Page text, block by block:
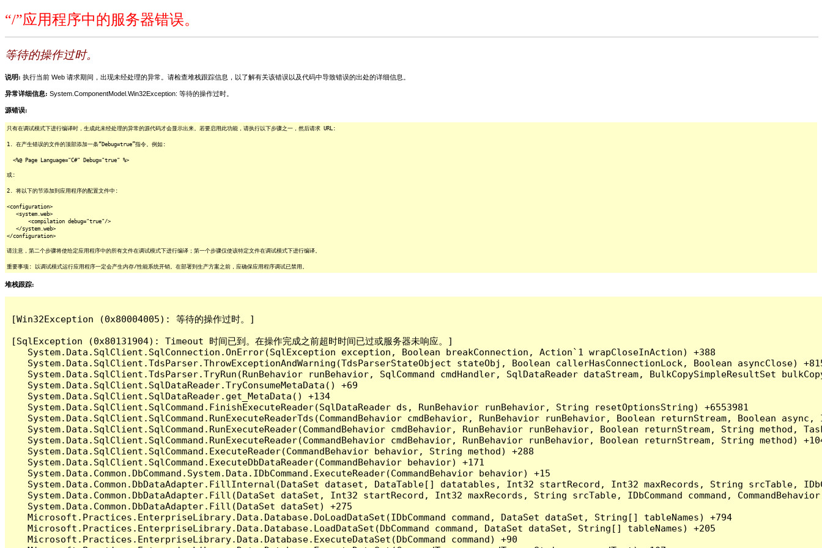
“/”应用程序中的服务器错误。
等待的操作过时。
说明: 执行当前 Web 请求期间，出现未经处理的异常。请检查堆栈跟踪信息，以了解有关该错误以及代码中导致错误的出处的详细信息。
异常详细信息: System.ComponentModel.Win32Exception: 等待的操作过时。
源错误:
只有在调试模式下进行编译时，生成此未经处理的异常的源代码才会显示出来。若要启用此功能，请执行以下步骤之一，然后请求 URL:
1. 在产生错误的文件的顶部添加一条“Debug=true”指令。例如:
<%@ Page Language="C#" Debug="true" %>
或:
2. 将以下的节添加到应用程序的配置文件中:
<configuration>
<system.web>
<compilation debug="true"/>
</system.web>
</configuration>
请注意，第二个步骤将使给定应用程序中的所有文件在调试模式下进行编译；第一个步骤仅使该特定文件在调试模式下进行编译。
重要事项: 以调试模式运行应用程序一定会产生内存/性能系统开销。在部署到生产方案之前，应确保应用程序调试已禁用。
堆栈跟踪:
[Win32Exception (0x80004005): 等待的操作过时。]
[SqlException (0x80131904): Timeout 时间已到。在操作完成之前超时时间已过或服务器未响应。]
   System.Data.SqlClient.SqlConnection.OnError(SqlException exception, Boolean breakConnection, Action`1 wrapCloseInAction) +388
System.Data.SqlClient.TdsParser.ThrowExceptionAndWarning(TdsParserStateObject stateObj, Boolean callerHasConnectionLock, Boolean asyncClose)
System.Data.SqlClient.TdsParser.TryRun(RunBehavior runBehavior, SqlCommand cmdHandler, SqlDataReader dataStream, BulkCopySimpleResultSet
   System.Data.SqlClient.SqlDataReader.TryConsumeMetaData() +69
   System.Data.SqlClient.SqlDataReader.get_MetaData() +134
   System.Data.SqlClient.SqlCommand.FinishExecuteReader(SqlDataReader ds, RunBehavior runBehavior, String resetOptionsString) +6553981
System.Data.SqlClient.SqlCommand.RunExecuteReaderTds(CommandBehavior cmdBehavior, RunBehavior runBehavior, Boolean returnStream, Boolean
System.Data.SqlClient.SqlCommand.RunExecuteReader(CommandBehavior cmdBehavior, RunBehavior runBehavior, Boolean returnStream, String method,
System.Data.SqlClient.SqlCommand.RunExecuteReader(CommandBehavior cmdBehavior, RunBehavior runBehavior, Boolean returnStream, String method)
   System.Data.SqlClient.SqlCommand.ExecuteReader(CommandBehavior behavior, String method) +288
   System.Data.SqlClient.SqlCommand.ExecuteDbDataReader(CommandBehavior behavior) +171
   System.Data.Common.DbCommand.System.Data.IDbCommand.ExecuteReader(CommandBehavior behavior) +15
System.Data.Common.DbDataAdapter.FillInternal(DataSet dataset, DataTable[] datatables, Int32 startRecord, Int32 maxRecords, String srcTable,
System.Data.Common.DbDataAdapter.Fill(DataSet dataSet, Int32 startRecord, Int32 maxRecords, String srcTable, IDbCommand command,
   System.Data.Common.DbDataAdapter.Fill(DataSet dataSet) +275
   Microsoft.Practices.EnterpriseLibrary.Data.Database.DoLoadDataSet(IDbCommand command, DataSet dataSet, String[] tableNames) +794
   Microsoft.Practices.EnterpriseLibrary.Data.Database.LoadDataSet(DbCommand command, DataSet dataSet, String[] tableNames) +205
   Microsoft.Practices.EnterpriseLibrary.Data.Database.ExecuteDataSet(DbCommand command) +90